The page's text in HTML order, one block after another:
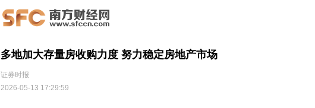
多地加大存量房收购力度 努力稳定房地产市场
证券时报
2026-05-13 17:29:59